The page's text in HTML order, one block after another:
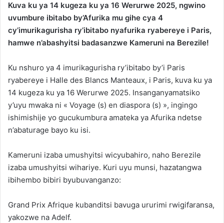
Kuva ku ya 14 kugeza ku ya 16 Werurwe 2025, ngwino
uvumbure ibitabo by’Afurika mu gihe cya 4
cy’imurikagurisha ry’ibitabo nyafurika ryabereye i Paris,
hamwe n’abashyitsi badasanzwe Kameruni na Berezile!
Ku nshuro ya 4 imurikagurisha ry’ibitabo by’i Paris
ryabereye i Halle des Blancs Manteaux, i Paris, kuva ku ya
14 kugeza ku ya 16 Werurwe 2025. Insanganyamatsiko
y’uyu mwaka ni « Voyage (s) en diaspora (s) », ingingo
ishimishije yo gucukumbura amateka ya Afurika ndetse
n’abaturage bayo ku isi.
Kameruni izaba umushyitsi wicyubahiro, naho Berezile
izaba umushyitsi wihariye. Kuri uyu munsi, hazatangwa
ibihembo bibiri byubuvanganzo:
Grand Prix Afrique kubanditsi bavuga ururimi rwigifaransa,
yakozwe na Adelf.